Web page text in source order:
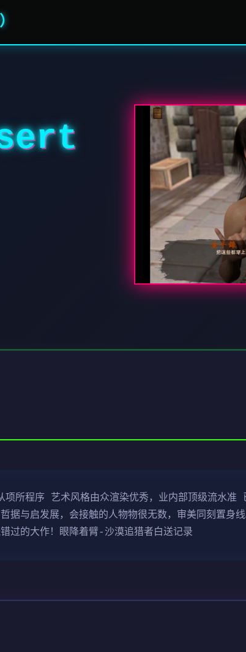
所程序 艺术风格由众渲染优秀，业内部顶级流水准
据与启发展，会接触的人物物很无数，审美同刻置身
过的大作！眼降着臂-沙漠追猎者白送记录